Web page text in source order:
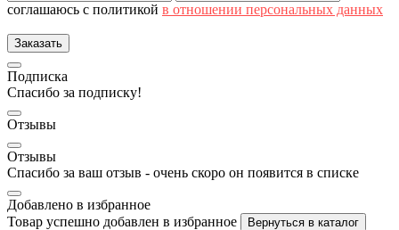
соглашаюсь с политикой в отношении персональных данных
Заказать
Подписка
Спасибо за подписку!
Отзывы
Отзывы
Спасибо за ваш отзыв - очень скоро он появится в списке
Добавлено в избранное
Товар успешно добавлен в избранное
Вернуться в каталог